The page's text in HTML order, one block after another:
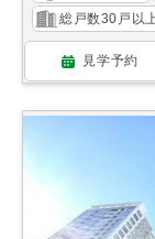
総戸数30戸以
見学予約